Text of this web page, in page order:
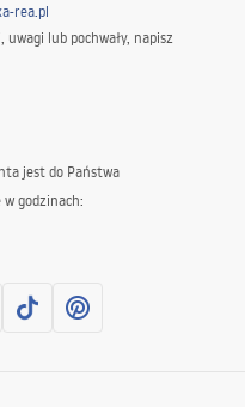
rea.pl
uwagi lub pochwały, napisz
jest do Państwa
godzinach: